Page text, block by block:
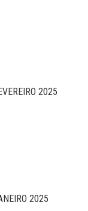
2025
2025